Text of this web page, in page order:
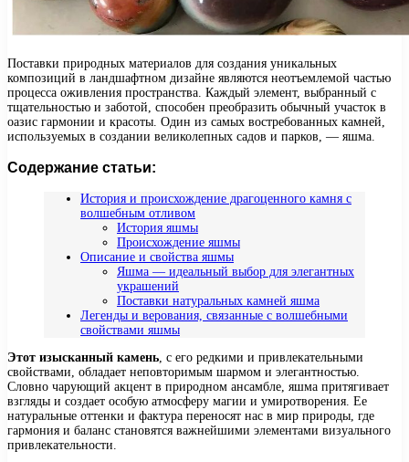
Поставки природных материалов для создания уникальных
композиций в ландшафтном дизайне являются неотъемлемой частью
процесса оживления пространства. Каждый элемент, выбранный с
тщательностью и заботой, способен преобразить обычный участок в
оазис гармонии и красоты. Один из самых востребованных камней,
используемых в создании великолепных садов и парков, — яшма.
Содержание статьи:
История и происхождение драгоценного камня с
волшебным отливом
История яшмы
Происхождение яшмы
Описание и свойства яшмы
Яшма — идеальный выбор для элегантных
украшений
Поставки натуральных камней яшма
Легенды и верования, связанные с волшебными
свойствами яшмы
Этот изысканный камень , с его редкими и привлекательными
свойствами, обладает неповторимым шармом и элегантностью.
Словно чарующий акцент в природном ансамбле, яшма притягивает
взгляды и создает особую атмосферу магии и умиротворения. Ее
натуральные оттенки и фактура переносят нас в мир природы, где
гармония и баланс становятся важнейшими элементами визуального
привлекательности.